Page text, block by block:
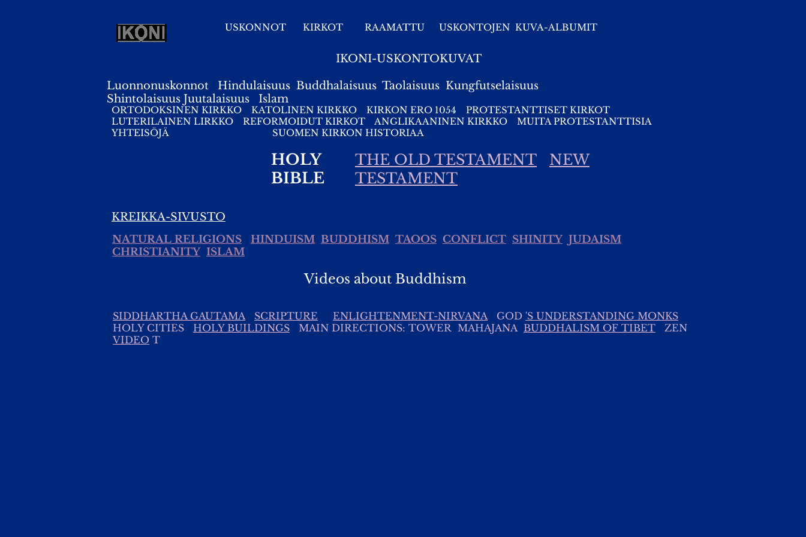
USKONNOT KIRKOT RAAMATTU USKONTOJEN KUVA-ALBUMIT
IKONI-USKONTOKUVAT
Luonnonuskonnot Hindulaisuus Buddhalaisuus Taolaisuus Kungfutselaisuus
Shintolaisuus Juutalaisuus Islam
ORTODOKSINEN KIRKKO KATOLINEN KIRKKO KIRKON ERO 1054
PROTESTANTTISET KIRKOT
LUTERILAINEN LIRKKO
REFORMOIDUT KIRKOT ANGLIKAANINEN KIRKKO
MUITA PROTESTANTTISIA
YHTEISÖJÄ
SUOMEN KIRKON HISTORIAA
HOLY
BIBLE
THE OLD TESTAMENT
NEW
TESTAMENT
KREIKKA-SIVUSTO
NATURAL RELIGIONS HINDUISM BUDDHISM TAOOS CONFLICT SHINITY JUDAISM
CHRISTIANITY ISLAM
Videos about Buddhism
SIDDHARTHA GAUTAMA SCRIPTURE ENLIGHTENMENT-NIRVANAGOD 'S UNDERSTANDING MONKS
HOLY CITIES HOLY BUILDINGS MAIN DIRECTIONS: TOWER MAHAJANA BUDDHALISM OF TIBET ZEN
VIDEO T